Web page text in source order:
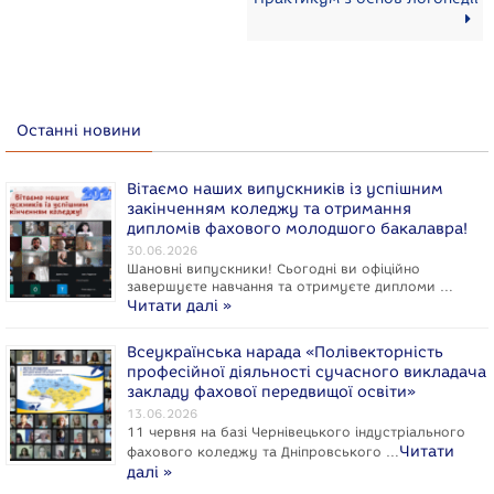
Останні новини
Вітаємо наших випускників із успішним
закінченням коледжу та отримання
дипломів фахового молодшого бакалавра!
30.06.2026
Шановні випускники! Сьогодні ви офіційно
завершуєте навчання та отримуєте дипломи …
Читати далі »
Всеукраїнська нарада «Полівекторність
професійної діяльності сучасного викладача
закладу фахової передвищої освіти»
13.06.2026
11 червня на базі Чернівецького індустріального
фахового коледжу та Дніпровського … Читати
далі »